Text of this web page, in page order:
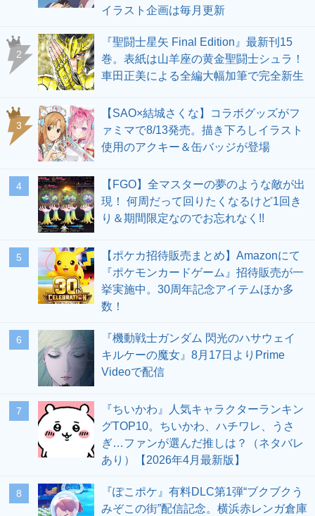
イラスト企画は毎月更新
2
『聖闘士星矢 Final Edition』最新刊15
巻。表紙は山羊座の黄金聖闘士シュラ！
車田正美による全編大幅加筆で完全新生
3
【SAO×結城さくな】コラボグッズがフ
ァミマで8/13発売。描き下ろしイラスト
使用のアクキー＆缶バッジが登場
4
【FGO】全マスターの夢のような敵が出
現！ 何周だって回りたくなるけど1回き
り＆期間限定なのでお忘れなく!!
5
【ポケカ招待販売まとめ】Amazonにて
『ポケモンカードゲーム』招待販売が一
挙実施中。30周年記念アイテムほか多
数！
6
『機動戦士ガンダム 閃光のハサウェイ
キルケーの魔女』8月17日よりPrime
Videoで配信
7
『ちいかわ』人気キャラクターランキン
グTOP10。ちいかわ、ハチワレ、うさ
ぎ…ファンが選んだ推しは？（ネタバレ
あり）【2026年4月最新版】
8
『ぽこポケ』有料DLC第1弾“ブクブクう
みぞこの街”配信記念。横浜赤レンガ倉庫